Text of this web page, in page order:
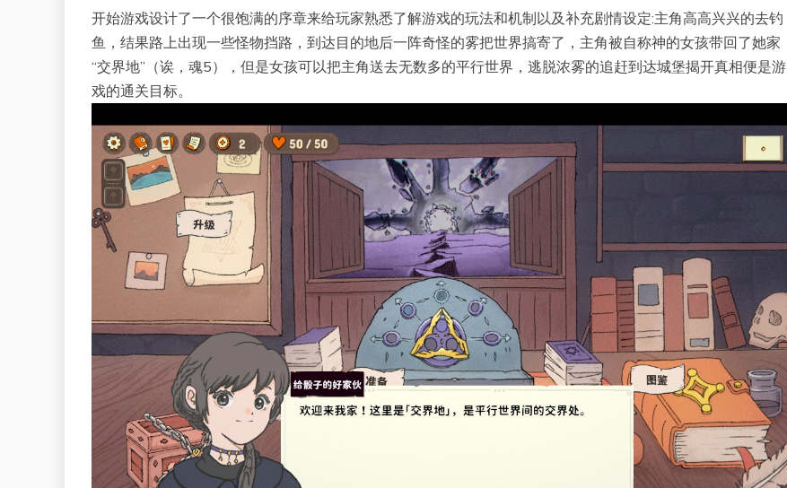
开始游戏设计了一个很饱满的序章来给玩家熟悉了解游戏的玩法和机制以及补充剧情设定:主角高高兴兴的去钓
鱼，结果路上出现一些怪物挡路，到达目的地后一阵奇怪的雾把世界搞寄了，主角被自称神的女孩带回了她家
“交界地”（诶，魂5），但是女孩可以把主角送去无数多的平行世界，逃脱浓雾的追赶到达城堡揭开真相便是游
戏的通关目标。